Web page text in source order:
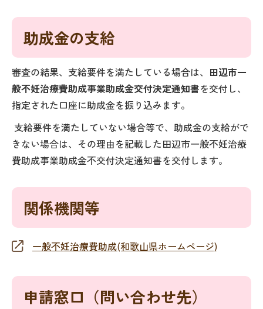
助成金の支給
審査の結果、支給要件を満たしている場合は、 田辺市一
般不妊治療費助成事業助成金交付決定通知書を交付し、
指定された口座に助成金を振り込みます。
支給要件を満たしていない場合等で、助成金の支給がで
きない場合は、その理由を記載した田辺市一般不妊治療
費助成事業助成金不交付決定通知書を交付します。
関係機関等
一般不妊治療費助成(和歌山県ホームページ)
申請窓口（問い合わせ先）